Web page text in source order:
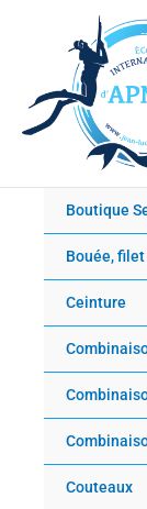
Boutique
Bouée, filet
Ceinture
Couteaux